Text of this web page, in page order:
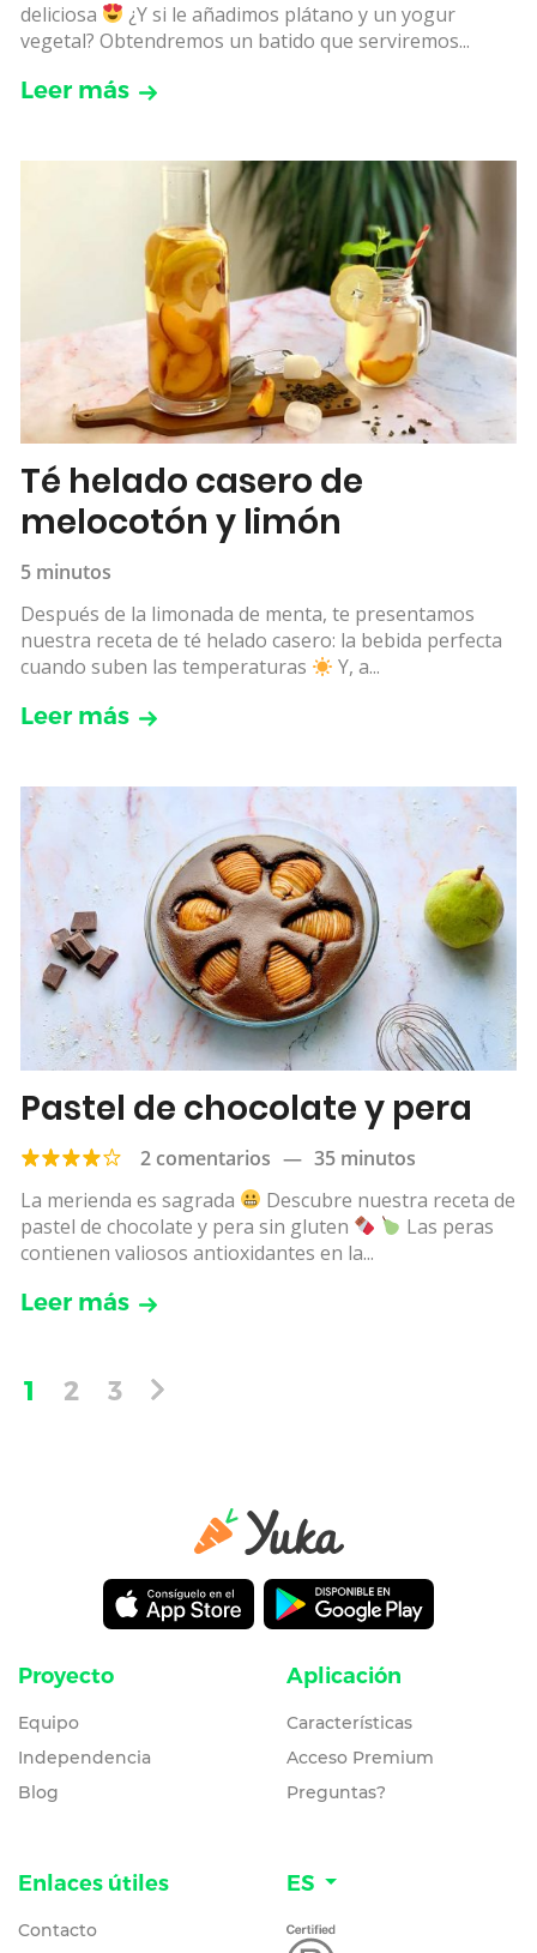
deliciosa
¿Y si le añadimos plátano y un yogur
vegetal? Obtendremos un batido que serviremos...
Leer más
Té helado casero de
melocotón y limón
5 minutos
Después de la limonada de menta, te presentamos
nuestra receta de té helado casero: la bebida perfecta
cuando suben las temperaturas
Y, a...
Leer más
Pastel de chocolate y pera
2 comentarios — 35 minutos
La merienda es sagrada
Descubre nuestra receta de
pastel de chocolate y pera sin gluten
Las peras
contienen valiosos antioxidantes en la...
Leer más
1 2 3
Proyecto
Equipo
Independencia
Blog
Aplicación
Características
Acceso Premium
Preguntas?
Enlaces útiles
Contacto
ES